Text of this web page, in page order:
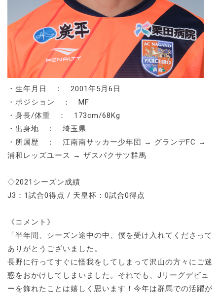
・生年月日 ： 2001年5月6日
・ポジション ： MF
・身長/体重 ： 173cm/68Kg
・出身地 ： 埼玉県
・所属歴 ： 江南南サッカー少年団 → グランデFC →
浦和レッズユース → ザスパクサツ群馬
◇2021シーズン成績
J3：1試合0得点 / 天皇杯：0試合0得点
《コメント》
「半年間、シーズン途中の中、僕を受け入れてくださって
ありがとうございました。
長野に行ってすぐに怪我をしてしまって沢山の方々にご迷
惑をおかけしてしまいました。それでも、Jリーグデビュ
ーを飾れたことは嬉しく思います！今年は群馬での活躍が